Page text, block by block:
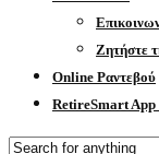
Ζητήστε
Online Ραντεβού
RetireSmart